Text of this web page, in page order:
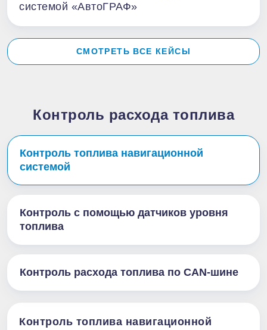
системой «АвтоГРАФ»
СМОТРЕТЬ ВСЕ КЕЙСЫ
Контроль расхода топлива
Контроль топлива навигационной
системой
Контроль с помощью датчиков уровня
топлива
Контроль расхода топлива по CAN-шине
Контроль топлива навигационной